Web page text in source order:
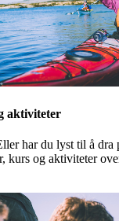
aktiviteter
har du lyst til å dra
kurs og aktiviteter